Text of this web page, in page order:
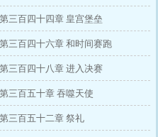
第三百四十四章 皇宫堡垒
第三百四十六章 和时间赛跑
第三百四十八章 进入决赛
第三百五十章 吞噬天使
第三百五十二章 祭礼